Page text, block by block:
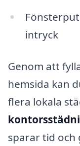
intryck
Genom att
hemsida kan
flera lokala
sparar tid